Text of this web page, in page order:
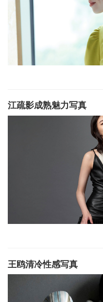
江疏影成熟魅力写真
王鸥清冷性感写真